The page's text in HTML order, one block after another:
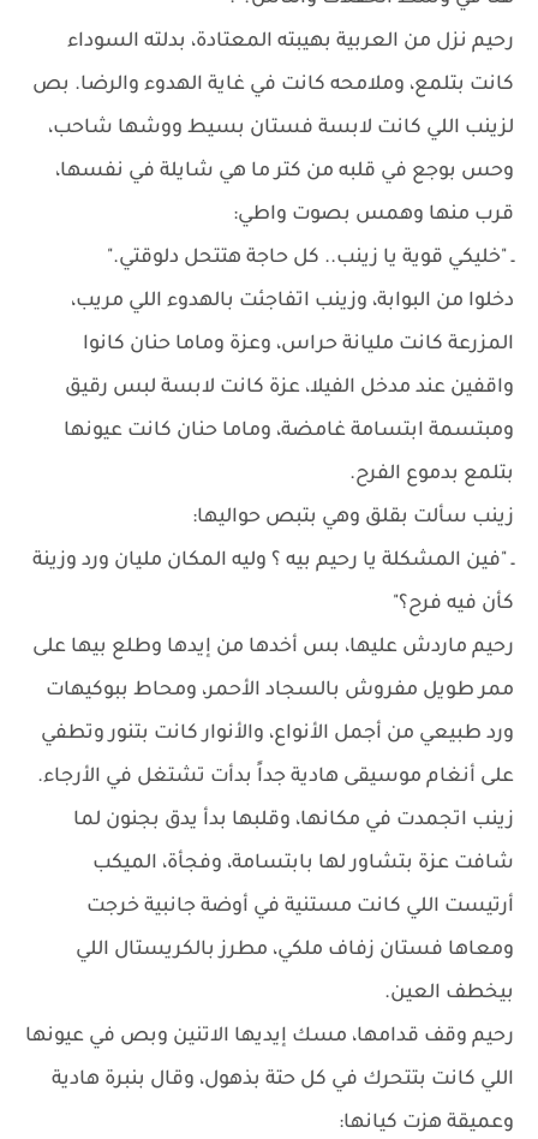
رحيم نزل من العربية بهيبته المعتادة، بدلته السوداء
كانت بتلمع، وملامحه كانت في غاية الهدوء والرضا. بص
لزينب اللي كانت لابسة فستان بسيط ووشها شاحب،
وحس بوجع في قلبه من كتر ما هي شايلة في نفسها،
قرب منها وهمس بصوت واطي:
ـ "خليكي قوية يا زينب.. كل حاجة هتتحل دلوقتي."
دخلوا من البوابة، وزينب اتفاجئت بالهدوء اللي مريب،
المزرعة كانت مليانة حراس، وعزة وماما حنان كانوا
واقفين عند مدخل الفيلا، عزة كانت لابسة لبس رقيق
ومبتسمة ابتسامة غامضة، وماما حنان كانت عيونها
بتلمع بدموع الفرح.
زينب سألت بقلق وهي بتبص حواليها:
ـ "فين المشكلة يا رحيم بيه ؟ وليه المكان مليان ورد وزينة
كأن فيه فرح؟"
رحيم ماردش عليها، بس أخدها من إيدها وطلع بيها على
ممر طويل مفروش بالسجاد الأحمر، ومحاط ببوكيهات
ورد طبيعي من أجمل الأنواع، والأنوار كانت بتنور وتطفي
على أنغام موسيقى هادية جداً بدأت تشتغل في الأرجاء.
زينب اتجمدت في مكانها، وقلبها بدأ يدق بجنون لما
شافت عزة بتشاور لها بابتسامة، وفجأة، الميكب
أرتيست اللي كانت مستنية في أوضة جانبية خرجت
ومعاها فستان زفاف ملكي، مطرز بالكريستال اللي
بيخطف العين.
رحيم وقف قدامها، مسك إيديها الاتنين وبص في عيونها
اللي كانت بتتحرك في كل حتة بذهول، وقال بنبرة هادية
وعميقة هزت كيانها: